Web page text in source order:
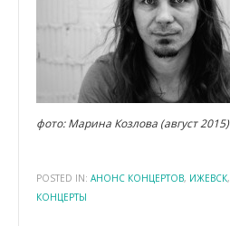
фото: Марина Козлова (август 2015)
POSTED IN: АНОНС КОНЦЕРТОВ, ИЖЕВСК,
КОНЦЕРТЫ